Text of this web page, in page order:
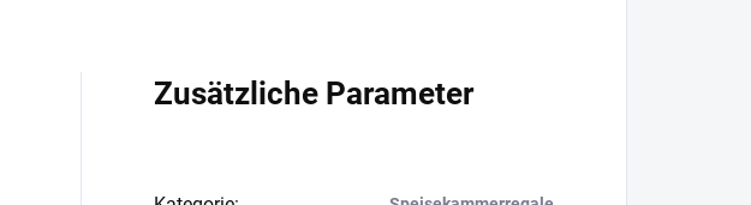
Zusätzliche Parameter